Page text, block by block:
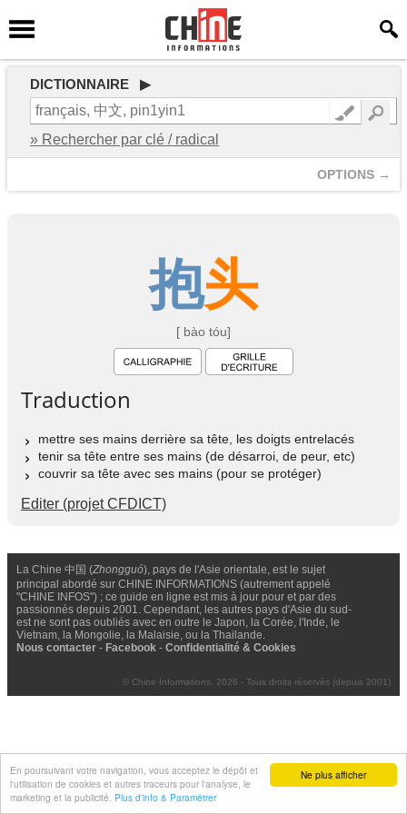
Ne plus afficher
En poursuivant votre navigation, vous acceptez le dépôt et
l'utilisation de cookies et autres traceurs pour l'analyse, le
marketing et la publicité. Plus d'info & Paramétrer
DICTIONNAIRE ▶
» Rechercher par clé / radical
OPTIONS →
抱头
[ bào tóu]
Traduction
mettre ses mains derrière sa tête, les doigts entrelacés
tenir sa tête entre ses mains (de désarroi, de peur, etc)
couvrir sa tête avec ses mains (pour se protéger)
Editer (projet CFDICT)
La Chine 中国 (Zhongguó), pays de l'Asie orientale, est le sujet
principal abordé sur CHINE INFORMATIONS (autrement appelé
"CHINE INFOS") ; ce guide en ligne est mis à jour pour et par des
passionnés depuis 2001. Cependant, les autres pays d'Asie du sud-
est ne sont pas oubliés avec en outre le Japon, la Corée, l'Inde, le
Vietnam, la Mongolie, la Malaisie, ou la Thailande.
Nous contacter - Facebook - Confidentialité & Cookies
© Chine Informations, 2026 - Tous droits réservés (depuis 2001)